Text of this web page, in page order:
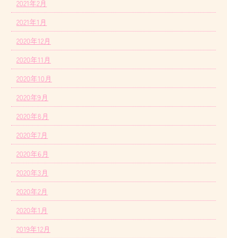
2021年2月
2021年1月
2020年12月
2020年11月
2020年10月
2020年9月
2020年8月
2020年7月
2020年6月
2020年3月
2020年2月
2020年1月
2019年12月